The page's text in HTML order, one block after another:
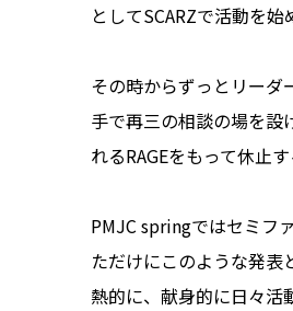
としてSCARZで活動を始
その時からずっとリー
手で再三の相談の場を設
れるRAGEをもって休止
PMJC springではセミフ
ただけにこのような発
熱的に、献身的に日々活